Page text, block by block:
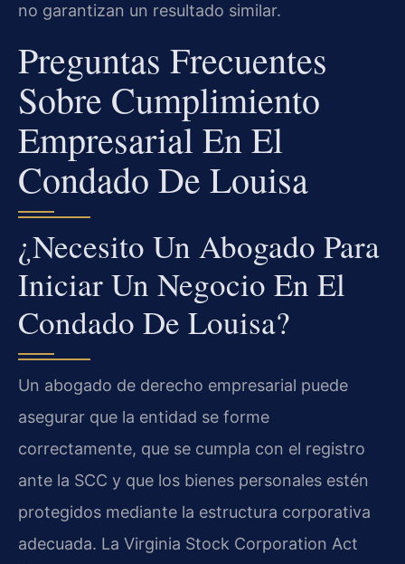
no garantizan un resultado similar.
Preguntas Frecuentes
Sobre Cumplimiento
Empresarial En El
Condado De Louisa
¿Necesito Un Abogado Para
Iniciar Un Negocio En El
Condado De Louisa?
Un abogado de derecho empresarial puede
asegurar que la entidad se forme
correctamente, que se cumpla con el registro
ante la SCC y que los bienes personales estén
protegidos mediante la estructura corporativa
adecuada. La Virginia Stock Corporation Act